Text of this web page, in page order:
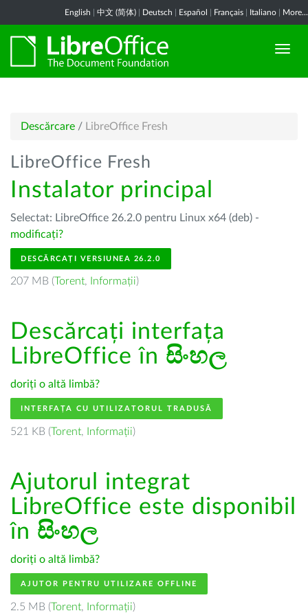
English 中文 (简体) Deutsch Español Français Italiano More...
Descărcare / LibreOffice Fresh
LibreOffice Fresh
Instalator principal
Selectat: LibreOffice 26.2.0 pentru Linux x64 (deb) -
modificați?
DESCĂRCAȚI VERSIUNEA 26.2.0
207 MB (Torent, Informații)
Descărcați interfața
LibreOffice în සිංහල
doriți o altă limbă?
INTERFAȚA CU UTILIZATORUL TRADUSĂ
521 KB (Torent, Informații)
Ajutorul integrat
LibreOffice este disponibil
în සිංහල
doriți o altă limbă?
AJUTOR PENTRU UTILIZARE OFFLINE
2.5 MB (Torent, Informații)